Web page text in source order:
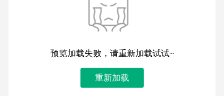
预览加载失败，请重新加载试试~
重新加载